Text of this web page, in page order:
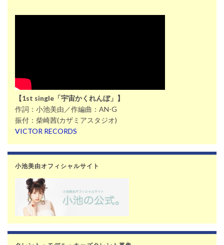
【1st single「宇宙かくれんぼ」】
作詞：小池美由／作編曲：AN-G
振付：柴崎茜(カザミアスタジオ)
VICTOR RECORDS
小池美由オフィシャルサイト